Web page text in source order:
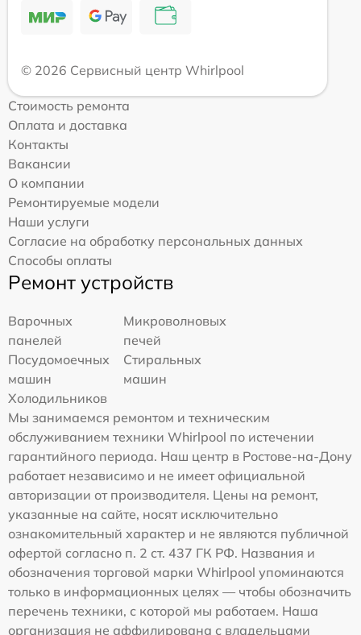
© 2026 Сервисный центр Whirlpool
Стоимость ремонта
Оплата и доставка
Контакты
Вакансии
О компании
Ремонтируемые модели
Наши услуги
Согласие на обработку персональных данных
Способы оплаты
Ремонт устройств
Варочных
панелей
Микроволновых
печей
Посудомоечных
машин
Стиральных
машин
Холодильников
Мы занимаемся ремонтом и техническим
обслуживанием техники Whirlpool по истечении
гарантийного периода. Наш центр в Ростове-на-Дону
работает независимо и не имеет официальной
авторизации от производителя. Цены на ремонт,
указанные на сайте, носят исключительно
ознакомительный характер и не являются публичной
офертой согласно п. 2 ст. 437 ГК РФ. Названия и
обозначения торговой марки Whirlpool упоминаются
только в информационных целях — чтобы обозначить
перечень техники, с которой мы работаем. Наша
организация не аффилирована с владельцами